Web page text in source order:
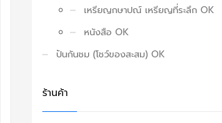
เหรียญกษาปณ์ เหรียญที่ระลึก OK
หนังสือ OK
ปันกันชม (โชว์ของสะสม) OK
ร้านค้า